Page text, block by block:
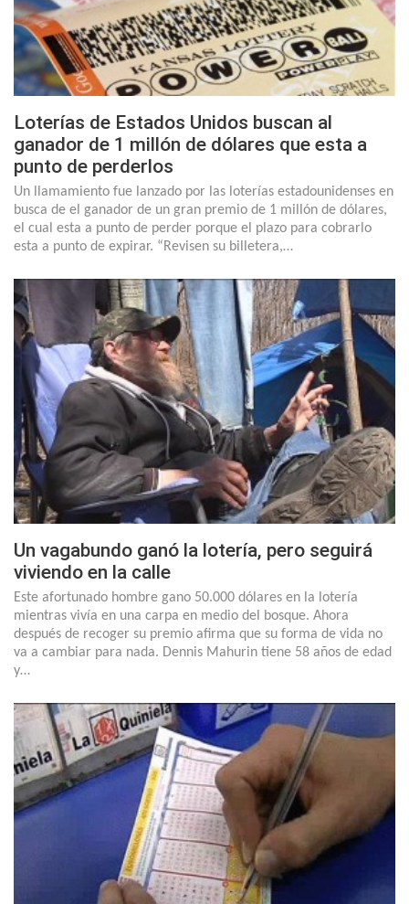
Loterías de Estados Unidos buscan al
ganador de 1 millón de dólares que esta a
punto de perderlos
Un llamamiento fue lanzado por las loterías estadounidenses en
busca de el ganador de un gran premio de 1 millón de dólares,
el cual esta a punto de perder porque el plazo para cobrarlo
esta a punto de expirar. “Revisen su billetera,…
Un vagabundo ganó la lotería, pero seguirá
viviendo en la calle
Este afortunado hombre gano 50.000 dólares en la lotería
mientras vivía en una carpa en medio del bosque. Ahora
después de recoger su premio afirma que su forma de vida no
va a cambiar para nada. Dennis Mahurin tiene 58 años de edad
y…